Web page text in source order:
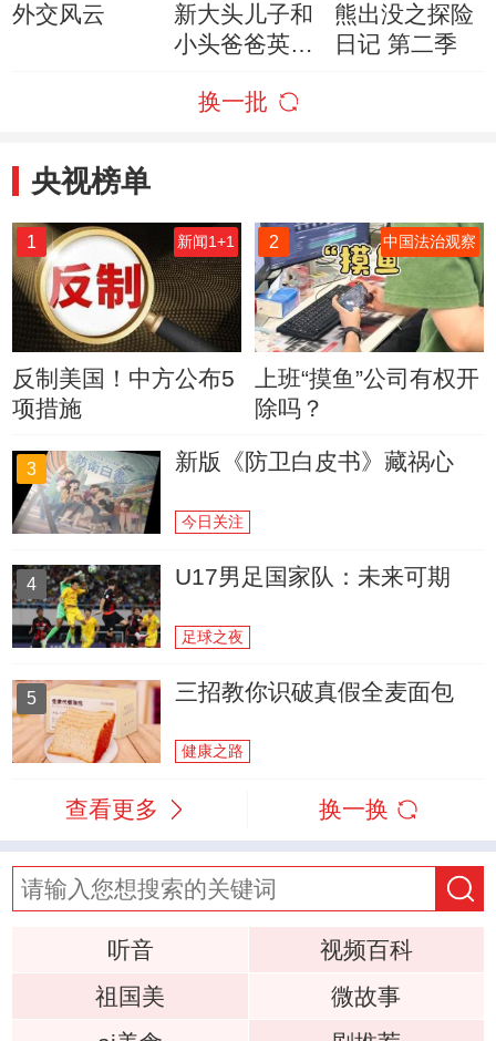
外交风云
新大头儿子和
小头爸爸英雄
熊出没之探险
日记 第二季
换一批
央视榜单
1 新闻1+1
反制美国！中方公布5
项措施
2 中国法治观察
上班“摸鱼”公司有权开
除吗？
3 新版《防卫白皮书》藏祸心
今日关注
4 U17男足国家队：未来可期
足球之夜
5 三招教你识破真假全麦面包
健康之路
查看更多 换一换
听音
视频百科
祖国美
微故事